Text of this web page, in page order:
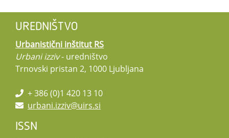
UREDNIŠTVO
Urbanistični inštitut RS
Urbani izziv- uredništvo
Trnovski pristan 2, 1000 Ljubljana
+ 386 (0)1 420 13 10
urbani.izziv@uirs.si
ISSN